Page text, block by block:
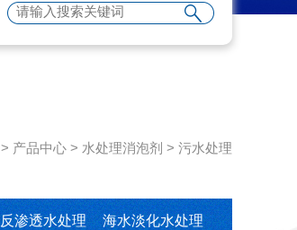
> 产品中心 > 水处理消泡剂 > 污水处理
反渗透水处理 海水淡化水处理